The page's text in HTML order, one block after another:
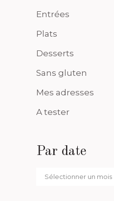
Entrées
Plats
Desserts
Sans gluten
Mes adresses
A tester
Par date
Par